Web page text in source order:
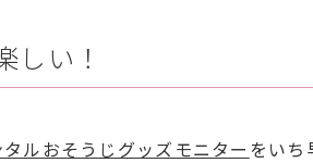
しい！
タルおそうじグッズモニター をいち